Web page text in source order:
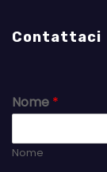
Contattaci
Nome *
Nome